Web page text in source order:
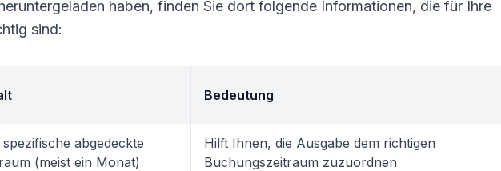
haben, finden Sie dort folgende Informationen, die für Ihre
sind:
Bedeutung
spezifische abgedeckte
(meist ein Monat)
Hilft Ihnen, die Ausgabe dem richtigen
Buchungszeitraum zuzuordnen